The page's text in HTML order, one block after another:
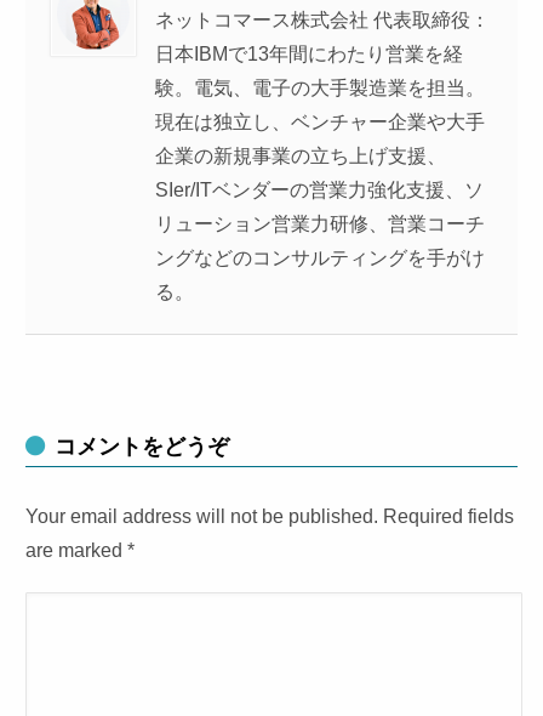
ネットコマース株式会社 代表取締役：
日本IBMで13年間にわたり営業を経
験。電気、電子の大手製造業を担当。
現在は独立し、ベンチャー企業や大手
企業の新規事業の立ち上げ支援、
SIer/ITベンダーの営業力強化支援、ソ
リューション営業力研修、営業コーチ
ングなどのコンサルティングを手がけ
る。
コメントをどうぞ
Your email address will not be published. Required fields
are marked*